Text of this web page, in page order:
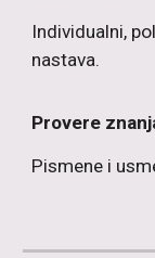
Individualni,
nastava.
Provere
Pismene i